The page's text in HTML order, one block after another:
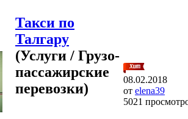
Такси по
Талгару
(Услуги / Грузо-
пассажирские
перевозки)
08.02.2018
от elena39
5021